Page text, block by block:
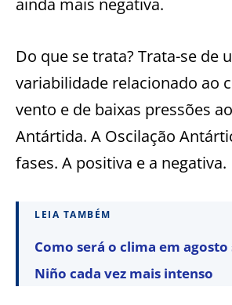
ainda mais negativa.
Do que se trata? Trata-se de
variabilidade relacionado ao
vento e de baixas pressões
Antártida. A Oscilação
fases. A positiva e a negativa.
LEIA TAMBÉM
Como será o clima em agosto
Niño cada vez mais intenso